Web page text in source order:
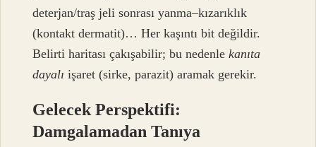
deterjan/traş jeli sonrası yanma–kızarıklık
(kontakt dermatit)… Her kaşıntı bit değildir.
Belirti haritası çakışabilir; bu nedenlekanıta
dayalı işaret (sirke, parazit) aramak gerekir.
Gelecek Perspektifi:
Damgalamadan Tanıya